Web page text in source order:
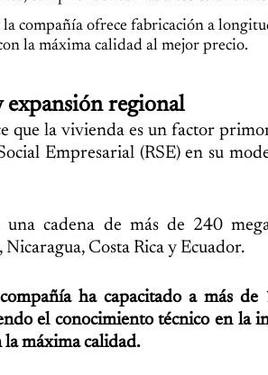
la compañía ofrece fabricación a
la máxima calidad al mejor precio.
expansión regional
que la vivienda es un factor
Empresarial (RSE) en su
una cadena de más de 240
Costa Rica y Ecuador.
ha capacitado a más
el conocimiento técnico en la
la máxima calidad.